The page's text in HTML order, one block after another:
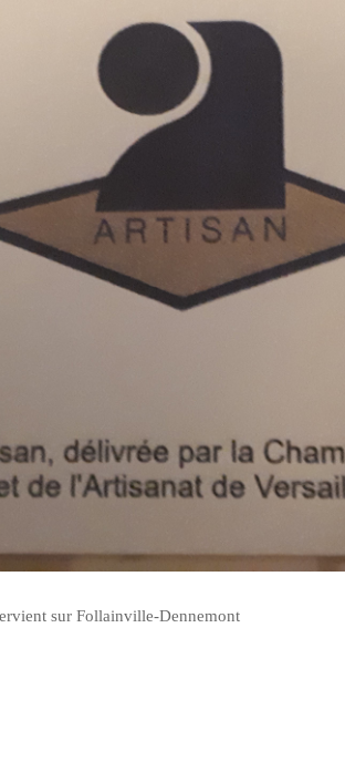
sur Follainville-Dennemont